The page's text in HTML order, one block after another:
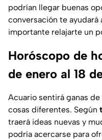
podrían llegar buenas
conversación te ayudará
importante relajarte un
Horóscopo de
de enero al 18
Acuario sentirá ganas
cosas diferentes. Según
traerá ideas nuevas y
podría acercarse para